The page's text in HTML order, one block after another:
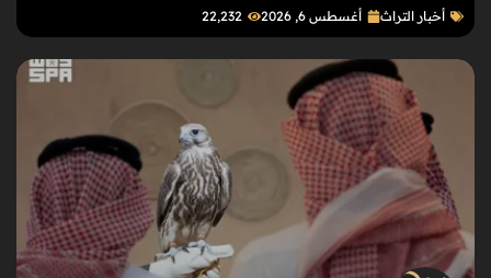
أخبار التراث أغسطس 6, 2026 22٬232